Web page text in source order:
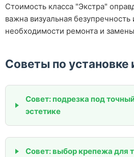
Стоимость класса "Экстра"
важна визуальная
необходимости ремонта и
Советы по установке
Совет: подрезка под
эстетике
Совет: выбор крепежа для